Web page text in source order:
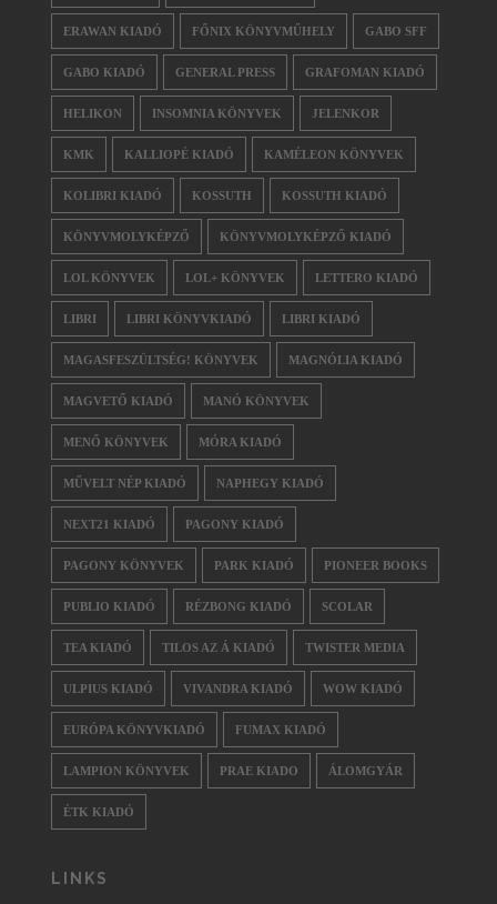
ERAWAN KIADÓ FŐNIX KÖNYVMŰHELY GABO SFF
GABO KIADÓ GENERAL PRESS GRAFOMAN KIADÓ
HELIKON INSOMNIA KÖNYVEK JELENKOR
KMK KALLIOPÉ KIADÓ KAMÉLEON KÖNYVEK
KOLIBRI KIADÓ KOSSUTH KOSSUTH KIADÓ
KÖNYVMOLYKÉPZŐ KÖNYVMOLYKÉPZŐ KIADÓ
LOL KÖNYVEK LOL+ KÖNYVEK LETTERO KIADÓ
LIBRI LIBRI KÖNYVKIADÓ LIBRI KIADÓ
MAGASFESZÜLTSÉG! KÖNYVEK MAGNÓLIA KIADÓ
MAGVETŐ KIADÓ MANÓ KÖNYVEK
MENŐ KÖNYVEK MÓRA KIADÓ
MŰVELT NÉP KIADÓ NAPHEGY KIADÓ
NEXT21 KIADÓ PAGONY KIADÓ
PAGONY KÖNYVEK PARK KIADÓ PIONEER BOOKS
PUBLIO KIADÓ RÉZBONG KIADÓ SCOLAR
TEA KIADÓ TILOS AZ Á KIADÓ TWISTER MEDIA
ULPIUS KIADÓ VIVANDRA KIADÓ WOW KIADÓ
EURÓPA KÖNYVKIADÓ FUMAX KIADÓ
LAMPION KÖNYVEK PRAE KIADO ÁLOMGYÁR
ÉTK KIADÓ
LINKS